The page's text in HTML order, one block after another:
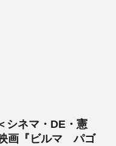
シネマ・DE・憲
画『ビルマ パゴ